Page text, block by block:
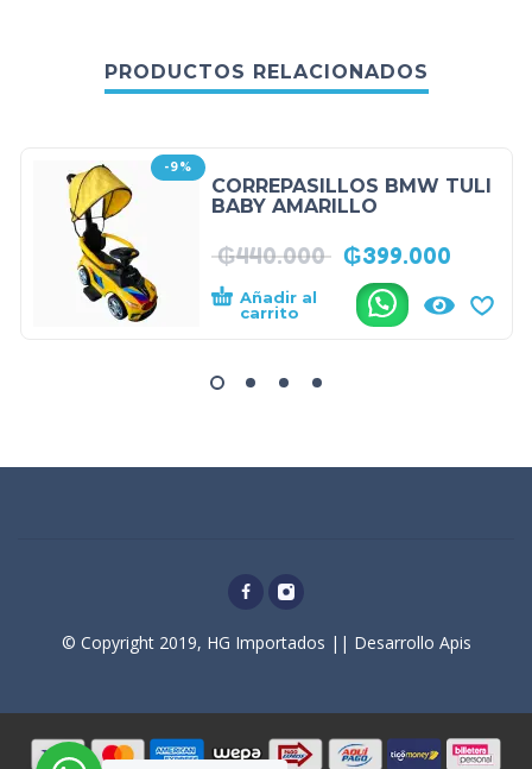
PRODUCTOS RELACIONADOS
-9%
CORREPASILLOS BMW TULI
BABY AMARILLO
₲440.000 ₲399.000
Añadir al
carrito
.
© Copyright 2019, HG Importados || Desarrollo Apis